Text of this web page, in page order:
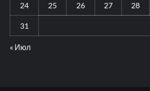
24 25 26 27 28
31
« Июл